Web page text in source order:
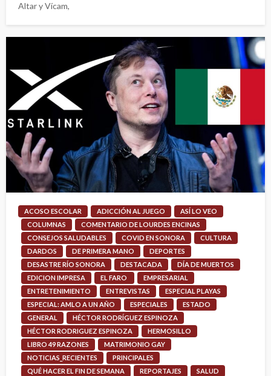
Altar y Vícam,
ACOSO ESCOLAR ADICCIÓN AL JUEGO
ASÍ LO VEO
COLUMNAS
COMENTARIO DE LOURDES ENCINAS
CONSEJOS SALUDABLES
COVID EN SONORA
CULTURA
DARDOS
DE PRIMERA MANO
DEPORTES
DESASTRE RÍO SONORA
DESTACADA
DÍA DE MUERTOS
EDICION IMPRESA
EL FARO
EMPRESARIAL
ENTRETENIMIENTO
ENTREVISTAS
ESPECIAL PLAYAS
ESPECIAL: AMLO A UN AÑO
ESPECIALES
ESTADO
GENERAL
HÉCTOR RODRÍGUEZ ESPINOZA
HÉCTOR RODRIGUEZ ESPINOZA
HERMOSILLO
LIBRO 49 RAZONES
MATRIMONIO GAY
NOTICIAS_RECIENTES
PRINCIPALES
QUÉ HACER EL FIN DE SEMANA
REPORTAJES SALUD